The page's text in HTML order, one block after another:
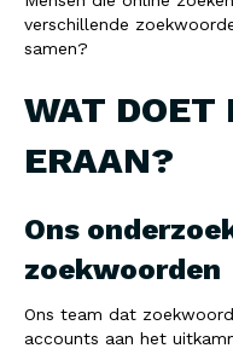
verschillende
samen?
WAT DOET
ERAAN?
Ons
zoekwoorden
Ons team dat
accounts aan het